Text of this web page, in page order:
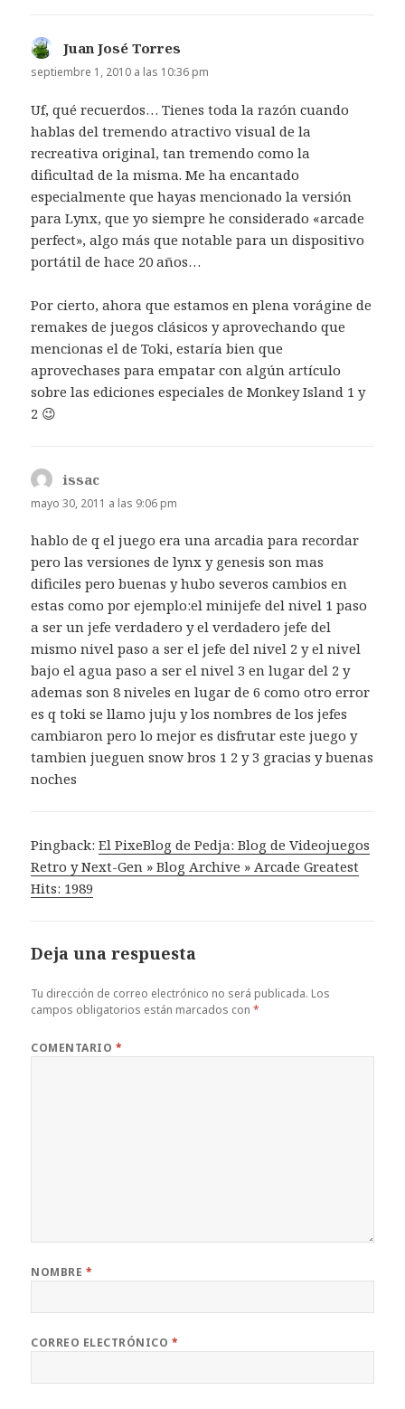
Juan José Torres
septiembre 1, 2010 a las 10:36 pm
Uf, qué recuerdos… Tienes toda la razón cuando
hablas del tremendo atractivo visual de la
recreativa original, tan tremendo como la
dificultad de la misma. Me ha encantado
especialmente que hayas mencionado la versión
para Lynx, que yo siempre he considerado «arcade
perfect», algo más que notable para un dispositivo
portátil de hace 20 años…
Por cierto, ahora que estamos en plena vorágine de
remakes de juegos clásicos y aprovechando que
mencionas el de Toki, estaría bien que
aprovechases para empatar con algún artículo
sobre las ediciones especiales de Monkey Island 1 y
2 😉
issac
mayo 30, 2011 a las 9:06 pm
hablo de q el juego era una arcadia para recordar
pero las versiones de lynx y genesis son mas
dificiles pero buenas y hubo severos cambios en
estas como por ejemplo:el minijefe del nivel 1 paso
a ser un jefe verdadero y el verdadero jefe del
mismo nivel paso a ser el jefe del nivel 2 y el nivel
bajo el agua paso a ser el nivel 3 en lugar del 2 y
ademas son 8 niveles en lugar de 6 como otro error
es q toki se llamo juju y los nombres de los jefes
cambiaron pero lo mejor es disfrutar este juego y
tambien jueguen snow bros 1 2 y 3 gracias y buenas
noches
Pingback:El PixeBlog de Pedja: Blog de Videojuegos
Retro y Next-Gen » Blog Archive » Arcade Greatest
Hits: 1989
Deja una respuesta
Tu dirección de correo electrónico no será publicada. Los
campos obligatorios están marcados con*
COMENTARIO *
NOMBRE *
CORREO ELECTRÓNICO *